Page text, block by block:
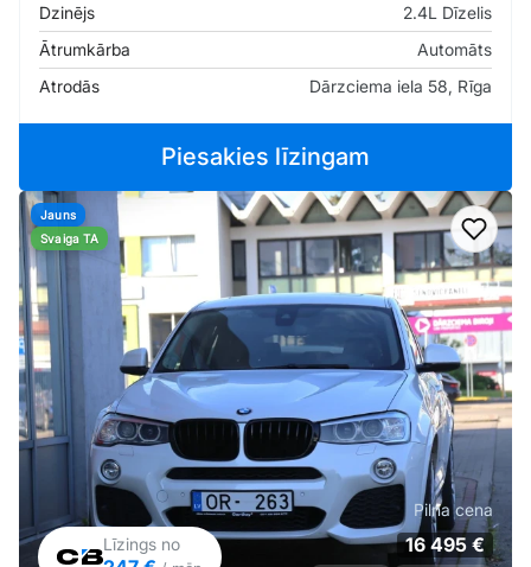
Dzinējs
2.4L Dīzelis
Ātrumkārba
Automāts
Atrodās
Dārzciema iela 58, Rīga
Piesakies līzingam
Jauns
Svaiga TA
Līzings no
Pilna cena
16 495 €